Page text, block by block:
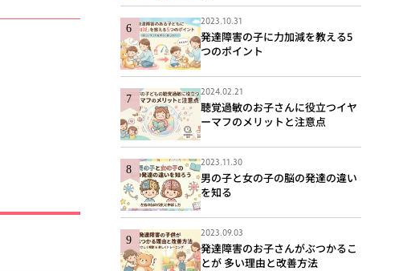
2023.10.31
発達障害の子に力加減を教える5
つのポイント
2024.02.21
聴覚過敏のお子さんに役立つイヤ
ーマフのメリットと注意点
2023.11.30
男の子と女の子の脳の発達の違い
を知る
2023.09.03
発達障害のお子さんがぶつかるこ
とが 多い理由と改善方法